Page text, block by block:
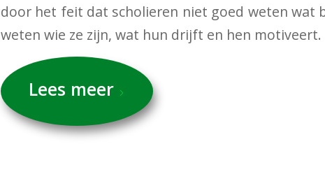
door het feit dat scholieren niet goed weten wat
weten wie ze zijn, wat hun drijft en hen motiveert.
Lees meer